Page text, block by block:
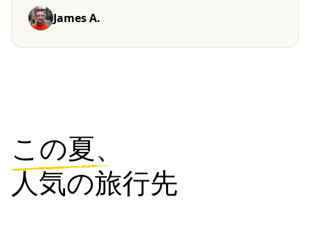
James A.
この夏、
人気の旅行先